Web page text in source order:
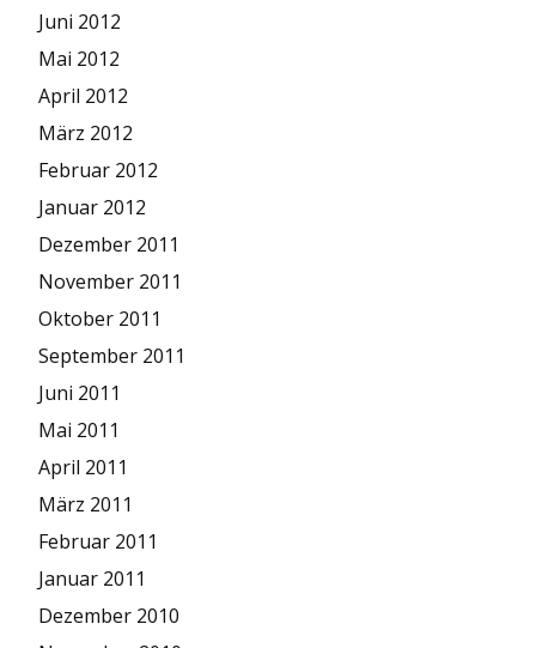
Juni 2012
Mai 2012
April 2012
März 2012
Februar 2012
Januar 2012
Dezember 2011
November 2011
Oktober 2011
September 2011
Juni 2011
Mai 2011
April 2011
März 2011
Februar 2011
Januar 2011
Dezember 2010